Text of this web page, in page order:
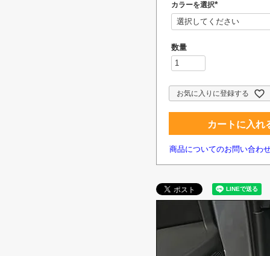
カラーを選択
(
必
須
お気に入りに登録する
カートに入れ
商品についてのお問い合わ